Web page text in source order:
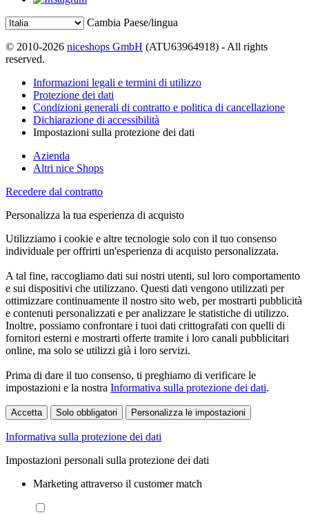
Cambia Paese/lingua
© 2010-2026 niceshops GmbH (ATU63964918) - All rights
reserved.
Informazioni legali e termini di utilizzo
Protezione dei dati
Condizioni generali di contratto e politica di cancellazione
Dichiarazione di accessibilità
Impostazioni sulla protezione dei dati
Azienda
Altri nice Shops
Recedere dal contratto
Personalizza la tua esperienza di acquisto
Utilizziamo i cookie e altre tecnologie solo con il tuo consenso
individuale per offrirti un'esperienza di acquisto personalizzata.
A tal fine, raccogliamo dati sui nostri utenti, sul loro comportamento
e sui dispositivi che utilizzano. Questi dati vengono utilizzati per
ottimizzare continuamente il nostro sito web, per mostrarti pubblicità
e contenuti personalizzati e per analizzare le statistiche di utilizzo.
Inoltre, possiamo confrontare i tuoi dati crittografati con quelli di
fornitori esterni e mostrarti offerte tramite i loro canali pubblicitari
online, ma solo se utilizzi già i loro servizi.
Prima di dare il tuo consenso, ti preghiamo di verificare le
impostazioni e la nostra Informativa sulla protezione dei dati.
Accetta Solo obbligatori Personalizza le impostazioni
Informativa sulla protezione dei dati
Impostazioni personali sulla protezione dei dati
Marketing attraverso il customer match